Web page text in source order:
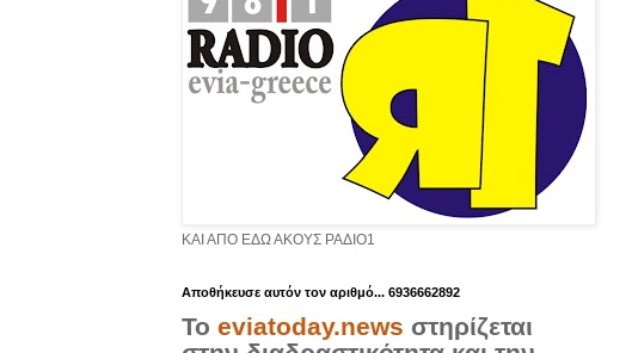
ΚΑΙ ΑΠΟ ΕΔΩ ΑΚΟΥΣ ΡΑΔΙΟ1
Aποθήκευσε αυτόν τον αριθμό... 6936662892
Το eviatoday.news στηρίζεται